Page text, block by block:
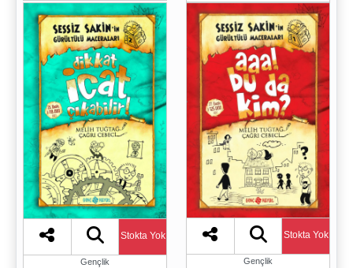
Stokta Yok
Gençlik
Stokta Yok
Gençlik